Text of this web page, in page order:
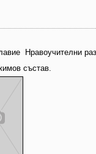
Нравоучителни
състав.